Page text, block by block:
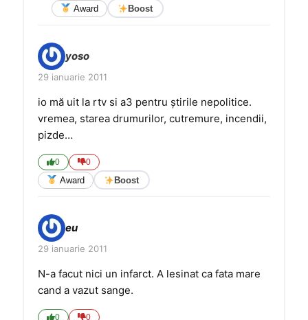
Award Boost
yoso
29 ianuarie 2011
io mă uit la rtv si a3 pentru ştirile nepolitice.
vremea, starea drumurilor, cutremure, incendii,
pizde…
0 0
Award Boost
eu
29 ianuarie 2011
N-a facut nici un infarct. A lesinat ca fata mare
cand a vazut sange.
0 0